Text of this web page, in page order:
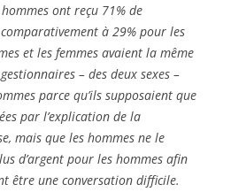
ont reçu 71% de
à 29% pour les
et les femmes avaient la même
– des deux sexes –
parce qu’ils supposaient que
par l’explication de la
mais que les hommes ne le
d’argent pour les hommes afin
être une conversation difficile.